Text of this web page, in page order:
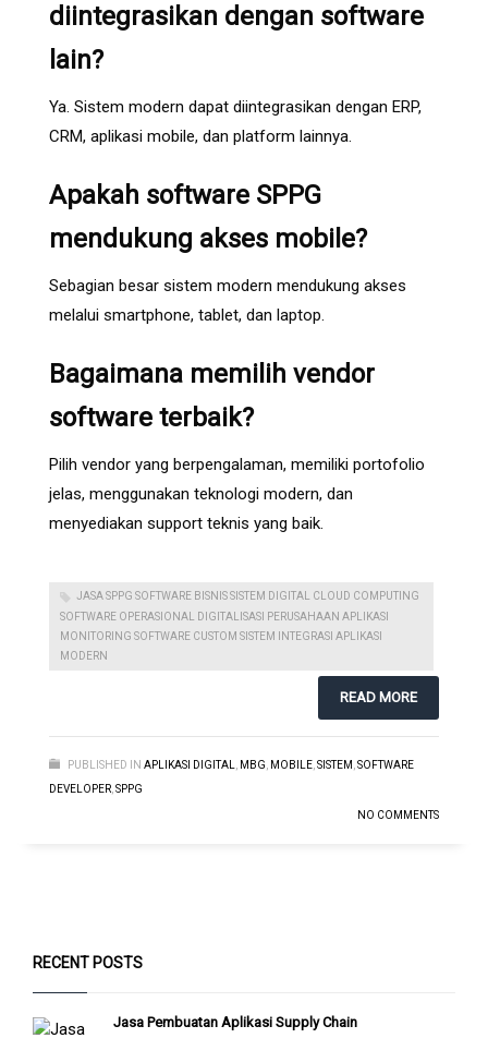
diintegrasikan dengan software
lain?
Ya. Sistem modern dapat diintegrasikan dengan ERP,
CRM, aplikasi mobile, dan platform lainnya.
Apakah software SPPG
mendukung akses mobile?
Sebagian besar sistem modern mendukung akses
melalui smartphone, tablet, dan laptop.
Bagaimana memilih vendor
software terbaik?
Pilih vendor yang berpengalaman, memiliki portofolio
jelas, menggunakan teknologi modern, dan
menyediakan support teknis yang baik.
JASA SPPG SOFTWARE BISNIS SISTEM DIGITAL CLOUD COMPUTING
SOFTWARE OPERASIONAL DIGITALISASI PERUSAHAAN APLIKASI
MONITORING SOFTWARE CUSTOM SISTEM INTEGRASI APLIKASI
MODERN
READ MORE
PUBLISHED IN APLIKASI DIGITAL MBG MOBILE SISTEM SOFTWARE
DEVELOPER SPPG
NO COMMENTS
RECENT POSTS
Jasa Pembuatan Aplikasi Supply Chain